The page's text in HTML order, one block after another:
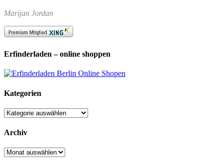
Marijan Jordan
Erfinderladen – online shoppen
Kategorien
Kategorien
Archiv
Archiv